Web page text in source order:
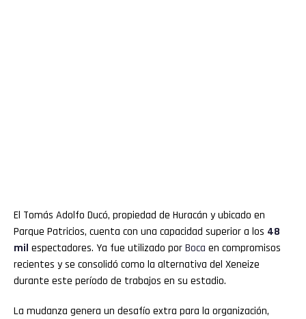
El Tomás Adolfo Ducó, propiedad de Huracán y ubicado en
Parque Patricios, cuenta con una capacidad superior a los 48
mil espectadores. Ya fue utilizado porBoca en compromisos
recientes y se consolidó como la alternativa del Xeneize
durante este período de trabajos en su estadio.
La mudanza genera un desafío extra para la organización,